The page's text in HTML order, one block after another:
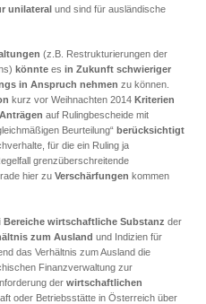
unilateral und sind für ausländische
(z.B. Restrukturierungen der
könnte es in Zukunft schwieriger
in Anspruch nehmen zu können.
kurz vor Weihnachten 2014 Kriterien
auf Rulingbescheide mit
Beurteilung“ berücksichtigt
für die ein Ruling ja
grenzüberschreitende
hier zu Verschärfungen kommen
Bereiche wirtschaftliche Substanz der
zum Ausland und Indizien für
das Verhältnis zum Ausland die
Finanzverwaltung zur
der wirtschaftlichen
oder Betriebsstätte in Österreich über